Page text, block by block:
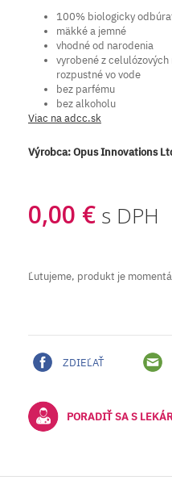
100% biologicky
mäkké a jemné
vhodné od narodenia
vyrobené z
rozpustné vo vode
bez parfému
bez alkoholu
Viac na adcc.sk
Výrobca:Opus Innovations
0,00 € s DPH
Ľutujeme, produkt je
ZDIEĽAŤ
PORADIŤ SA S